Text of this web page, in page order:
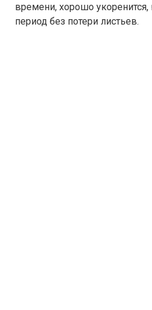
времени, хорошо
период без потери листьев.